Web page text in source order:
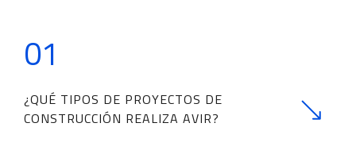
01
¿QUÉ TIPOS DE PROYECTOS DE
CONSTRUCCIÓN REALIZA AVIR?